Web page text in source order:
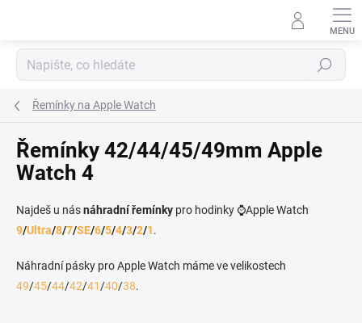
Hledat
Řemínky na Apple Watch
Řemínky 42/44/45/49mm Apple
Watch 4
Najdeš u násnáhradní řemínky pro hodinky ⌚Apple Watch
9/Ultra/8/7/SE/6/5/4/3/2/1.
Náhradní pásky pro Apple Watch máme ve velikostech
49/45/44/42/41 /40/38.